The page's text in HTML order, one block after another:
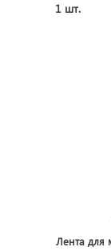
1 шт.
Лента